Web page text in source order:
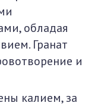
обладая
Гранат
и
калием, за